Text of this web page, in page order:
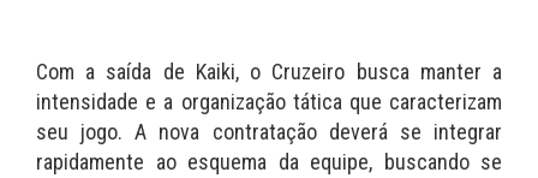
Com a saída de Kaiki, o Cruzeiro busca manter a
intensidade e a organização tática que caracterizam
seu jogo. A nova contratação deverá se integrar
rapidamente ao esquema da equipe, buscando se